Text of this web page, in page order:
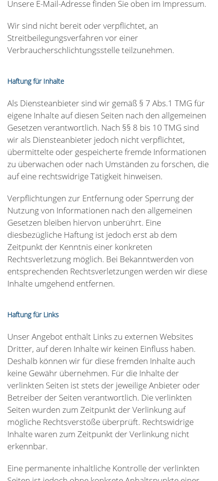
Unsere E-Mail-Adresse finden Sie oben im Impressum.
Wir sind nicht bereit oder verpflichtet, an
Streitbeilegungsverfahren vor einer
Verbraucherschlichtungsstelle teilzunehmen.
Haftung für Inhalte
Als Diensteanbieter sind wir gemäß § 7 Abs.1 TMG für
eigene Inhalte auf diesen Seiten nach den allgemeinen
Gesetzen verantwortlich. Nach §§ 8 bis 10 TMG sind
wir als Diensteanbieter jedoch nicht verpflichtet,
übermittelte oder gespeicherte fremde Informationen
zu überwachen oder nach Umständen zu forschen, die
auf eine rechtswidrige Tätigkeit hinweisen.
Verpflichtungen zur Entfernung oder Sperrung der
Nutzung von Informationen nach den allgemeinen
Gesetzen bleiben hiervon unberührt. Eine
diesbezügliche Haftung ist jedoch erst ab dem
Zeitpunkt der Kenntnis einer konkreten
Rechtsverletzung möglich. Bei Bekanntwerden von
entsprechenden Rechtsverletzungen werden wir diese
Inhalte umgehend entfernen.
Haftung für Links
Unser Angebot enthält Links zu externen Websites
Dritter, auf deren Inhalte wir keinen Einfluss haben.
Deshalb können wir für diese fremden Inhalte auch
keine Gewähr übernehmen. Für die Inhalte der
verlinkten Seiten ist stets der jeweilige Anbieter oder
Betreiber der Seiten verantwortlich. Die verlinkten
Seiten wurden zum Zeitpunkt der Verlinkung auf
mögliche Rechtsverstöße überprüft. Rechtswidrige
Inhalte waren zum Zeitpunkt der Verlinkung nicht
erkennbar.
Eine permanente inhaltliche Kontrolle der verlinkten